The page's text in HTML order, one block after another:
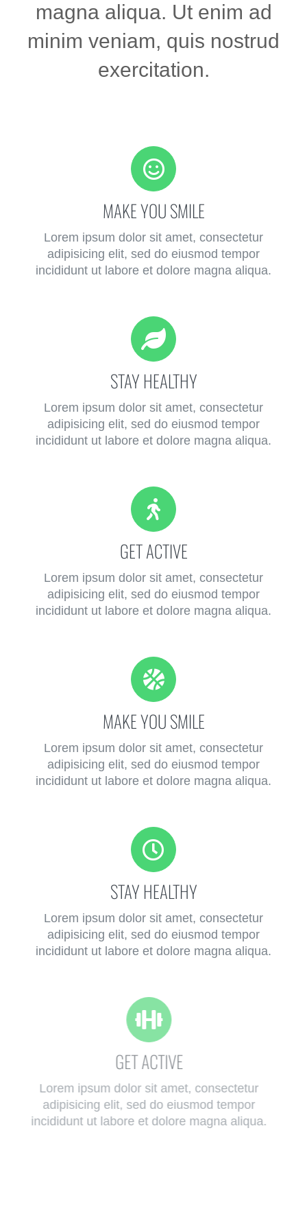
magna aliqua. Ut enim ad
minim veniam, quis nostrud
exercitation.
MAKE YOU SMILE
Lorem ipsum dolor sit amet, consectetur
adipisicing elit, sed do eiusmod tempor
incididunt ut labore et dolore magna aliqua.
STAY HEALTHY
Lorem ipsum dolor sit amet, consectetur
adipisicing elit, sed do eiusmod tempor
incididunt ut labore et dolore magna aliqua.
GET ACTIVE
Lorem ipsum dolor sit amet, consectetur
adipisicing elit, sed do eiusmod tempor
incididunt ut labore et dolore magna aliqua.
MAKE YOU SMILE
Lorem ipsum dolor sit amet, consectetur
adipisicing elit, sed do eiusmod tempor
incididunt ut labore et dolore magna aliqua.
STAY HEALTHY
Lorem ipsum dolor sit amet, consectetur
adipisicing elit, sed do eiusmod tempor
incididunt ut labore et dolore magna aliqua.
GET ACTIVE
Lorem ipsum dolor sit amet, consectetur
adipisicing elit, sed do eiusmod tempor
incididunt ut labore et dolore magna aliqua.